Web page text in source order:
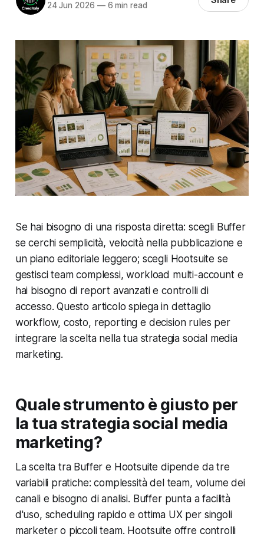
24 Jun 2026 —6 min read
Se hai bisogno di una risposta diretta: scegli Buffer
se cerchi semplicità, velocità nella pubblicazione e
un piano editoriale leggero; scegli Hootsuite se
gestisci team complessi, workload multi-account e
hai bisogno di report avanzati e controlli di
accesso. Questo articolo spiega in dettaglio
workflow, costo, reporting e decision rules per
integrare la scelta nella tua strategia social media
marketing.
Quale strumento è giusto per
la tua strategia social media
marketing?
La scelta tra Buffer e Hootsuite dipende da tre
variabili pratiche: complessità del team, volume dei
canali e bisogno di analisi. Buffer punta a facilità
d'uso, scheduling rapido e ottima UX per singoli
marketer o piccoli team. Hootsuite offre controlli